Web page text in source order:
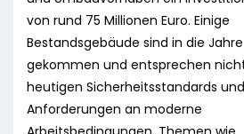
von rund 75 Millionen Euro. Einige
Bestandsgebäude sind in die Jahre
gekommen und entsprechen
heutigen Sicherheitsstandards
Anforderungen an moderne